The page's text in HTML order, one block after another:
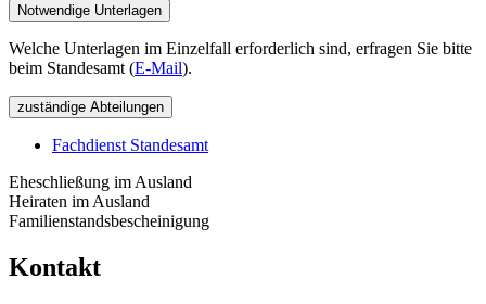
Notwendige Unterlagen
Welche Unterlagen im Einzelfall erforderlich sind, erfragen Sie bitte
beim Standesamt (E-Mail).
zuständige Abteilungen
Fachdienst Standesamt
Eheschließung im Ausland
Heiraten im Ausland
Familienstandsbescheinigung
Kontakt